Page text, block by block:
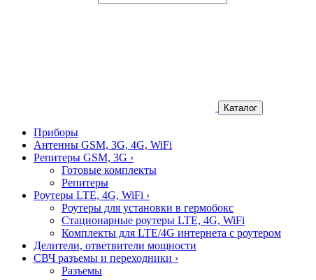
Каталог
Приборы
Антенны GSM, 3G, 4G, WiFi
Репитеры GSM, 3G ›
Готовые комплекты
Репитеры
Роутеры LTE, 4G, WiFi ›
Роутеры для установки в гермобокс
Стационарные роутеры LTE, 4G, WiFi
Комплекты для LTE/4G интернета с роутером
Делители, ответвители мощности
СВЧ разъемы и переходники ›
Разъемы